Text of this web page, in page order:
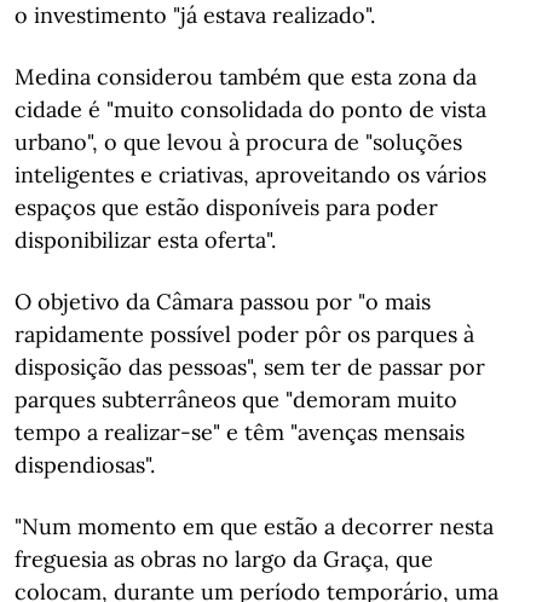
o investimento "já estava realizado".
Medina considerou também que esta zona da
cidade é "muito consolidada do ponto de vista
urbano", o que levou à procura de "soluções
inteligentes e criativas, aproveitando os vários
espaços que estão disponíveis para poder
disponibilizar esta oferta".
O objetivo da Câmara passou por "o mais
rapidamente possível poder pôr os parques à
disposição das pessoas", sem ter de passar por
parques subterrâneos que "demoram muito
tempo a realizar-se" e têm "avenças mensais
dispendiosas".
"Num momento em que estão a decorrer nesta
freguesia as obras no largo da Graça, que
colocam, durante um período temporário, uma